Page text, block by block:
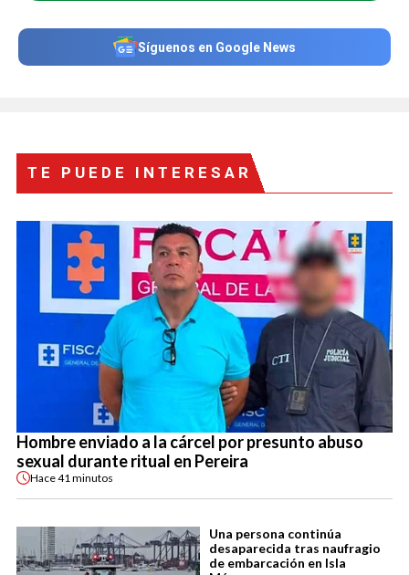
Síguenos en Google News
TE PUEDE INTERESAR
Hombre enviado a la cárcel por presunto abuso
sexual durante ritual en Pereira
Hace41 minutos
Una persona continúa
desaparecida tras naufragio
de embarcación en Isla